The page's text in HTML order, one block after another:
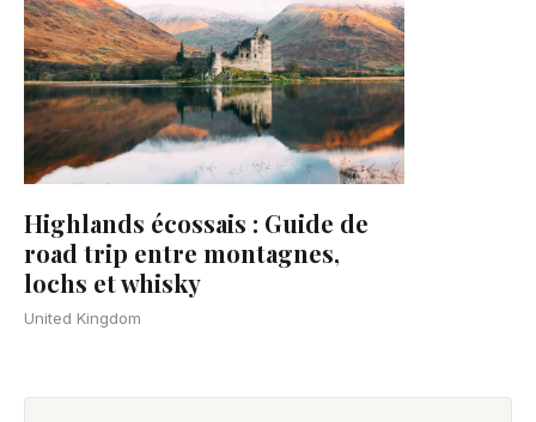
Highlands écossais : Guide de
road trip entre montagnes,
lochs et whisky
United Kingdom